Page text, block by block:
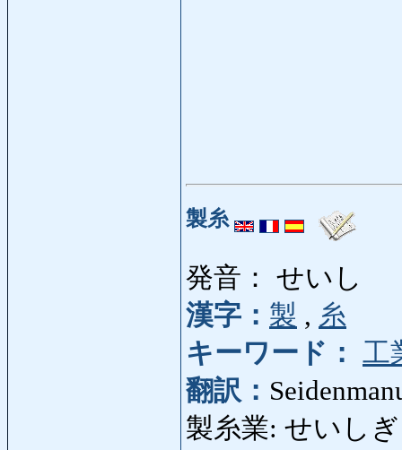
製糸
発音： せいし
漢字： 製 , 糸
キーワード： 工
翻訳：
製糸業: せいし